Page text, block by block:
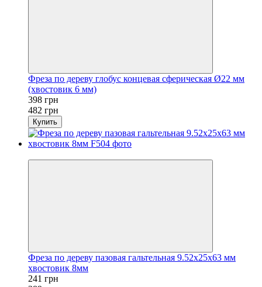
Фреза по дереву глобус концевая сферическая Ø22 мм
(хвостовик 6 мм)
398 грн
482 грн
Купить
Фреза по дереву пазовая гальтельная 9.52x25х63 мм
хвостовик 8мм
241 грн